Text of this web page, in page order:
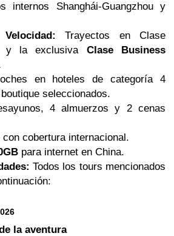
internos Shanghái-Guangzhou y
Trayectos en Clase
y la exclusiva Clase Business
en hoteles de categoría 4
seleccionados.
4 almuerzos y 2 cenas
con cobertura internacional.
para internet en China.
Todos los tours mencionados
la aventura